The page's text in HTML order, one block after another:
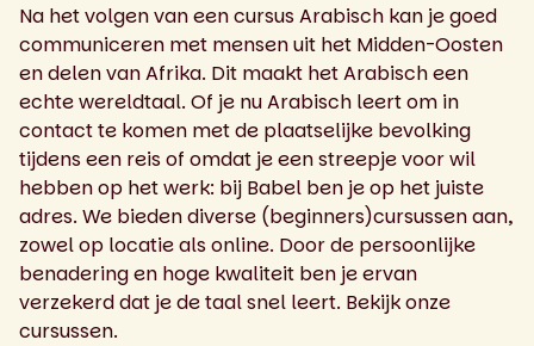
Na het volgen van een cursus Arabisch kan je goed
communiceren met mensen uit het Midden-Oosten
en delen van Afrika. Dit maakt het Arabisch een
echte wereldtaal. Of je nu Arabisch leert om in
contact te komen met de plaatselijke bevolking
tijdens een reis of omdat je een streepje voor wil
hebben op het werk: bij Babel ben je op het juiste
adres. We bieden diverse (beginners)cursussen aan,
zowel op locatie als online. Door de persoonlijke
benadering en hoge kwaliteit ben je ervan
verzekerd dat je de taal snel leert. Bekijk onze
cursussen.